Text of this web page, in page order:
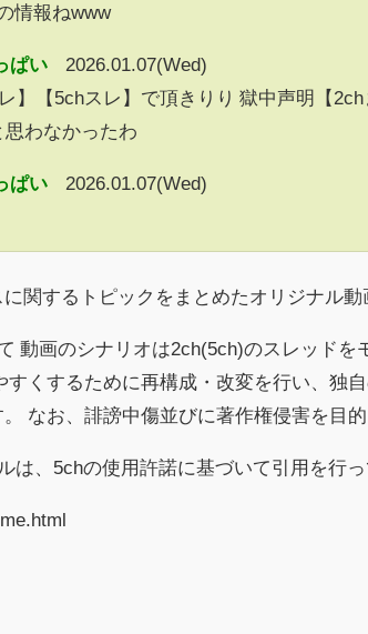
情報ねwww
ぱい
2026.01.07(Wed)
】【5chスレ】で頂きりり 獄中声明【2ch
思わなかったわ
ぱい
2026.01.07(Wed)
関するトピックをまとめたオリジナル動
動画のシナリオは2ch(5ch)のスレッドを
すくするために再構成・改変を行い、独
なお、誹謗中傷並びに著作権侵害を目的
は、5chの使用許諾に基づいて引用を行っ